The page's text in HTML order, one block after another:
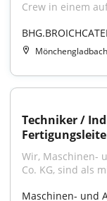
Crew in einem
Techniker /
Wir, Maschinen-
Co. KG, sind als
Maschinen- und